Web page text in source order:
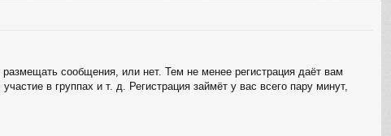
сообщения, или нет. Тем не менее регистрация даёт вам
в группах и т. д. Регистрация займёт у вас всего пару минут,